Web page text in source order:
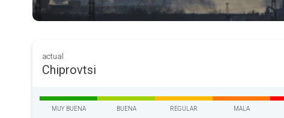
actual
Chiprovtsi
MUY BUENA BUENA REGULAR MALA